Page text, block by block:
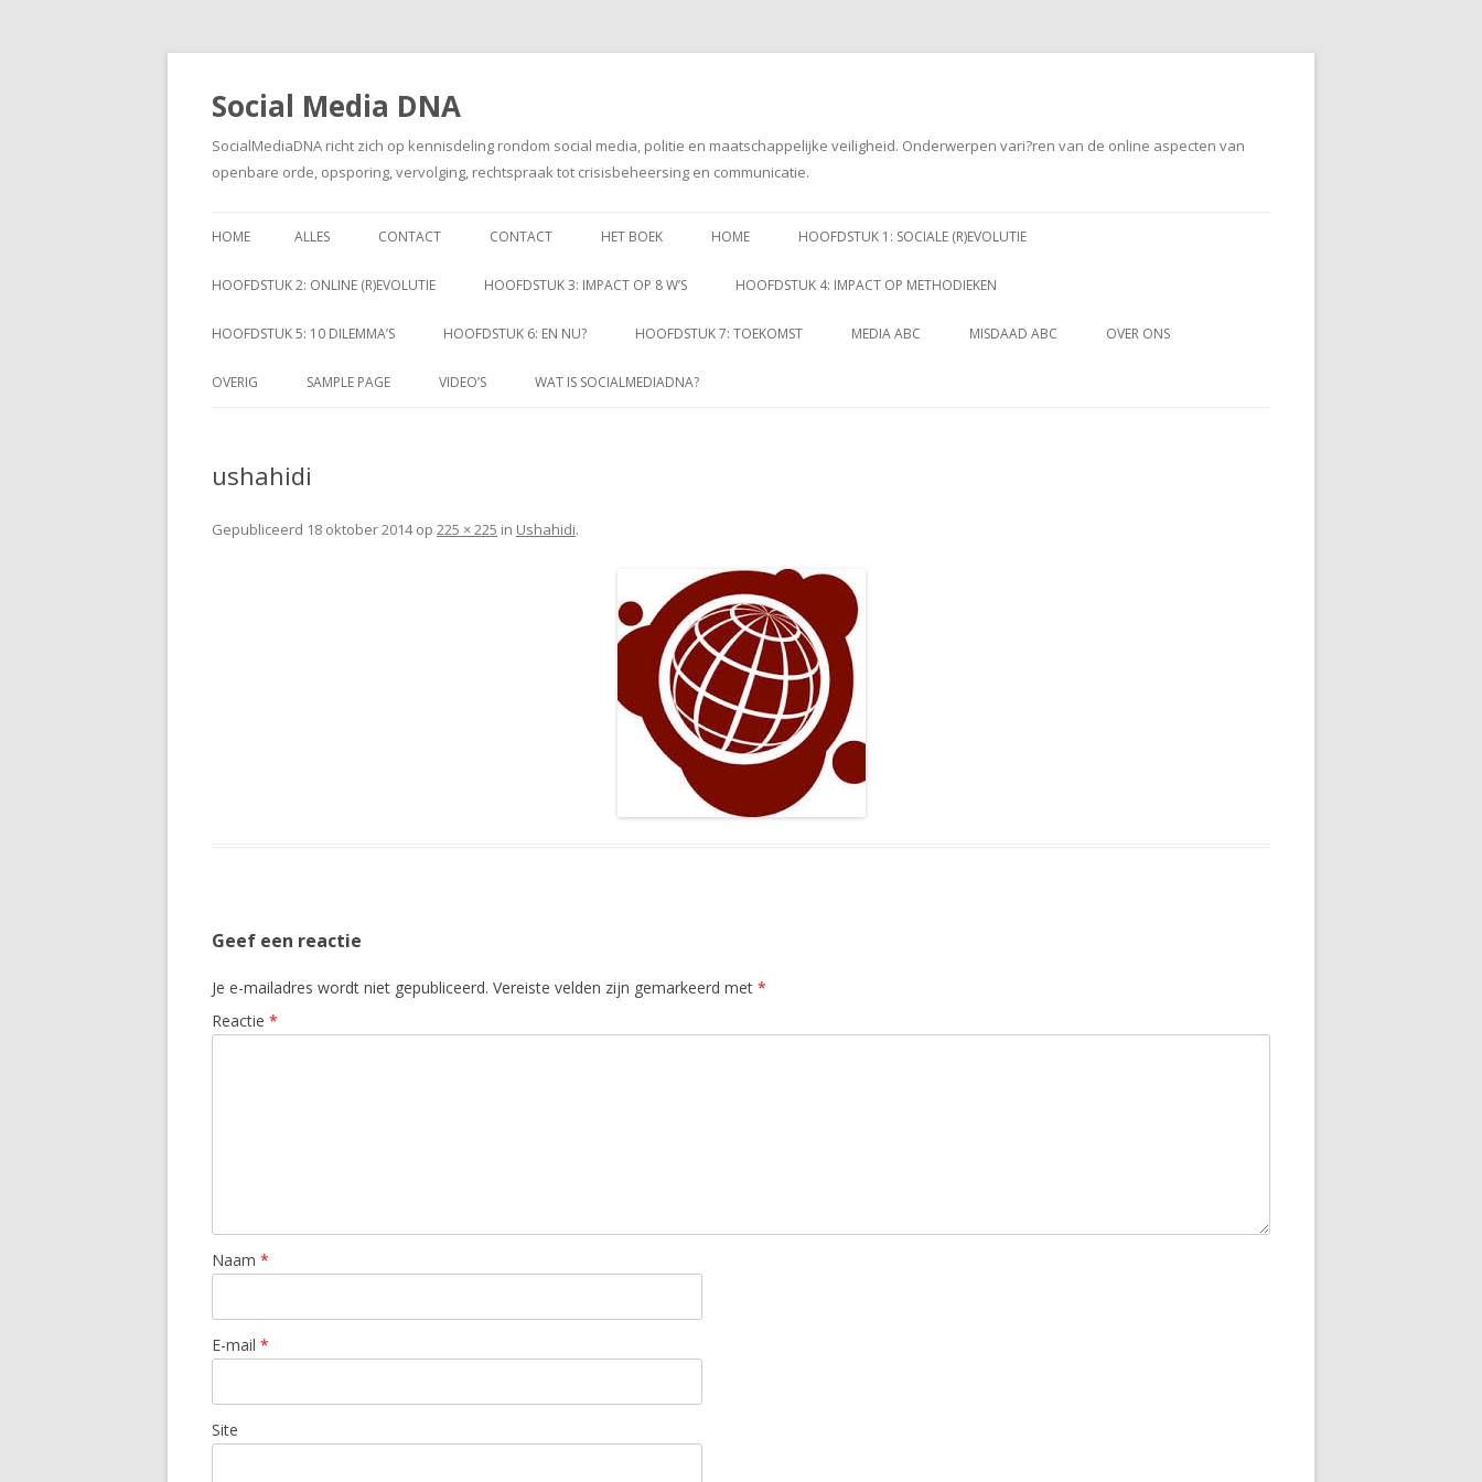
Social Media DNA
SocialMediaDNA richt zich op kennisdeling rondom social media, politie en maatschappelijke veiligheid. Onderwerpen vari?ren van de online aspecten van
openbare orde, opsporing, vervolging, rechtspraak tot crisisbeheersing en communicatie.
naar
HOME ALLES CONTACT CONTACT HET BOEK HOME HOOFDSTUK 1: SOCIALE (R)EVOLUTIE
HOOFDSTUK 2: ONLINE (R)EVOLUTIE HOOFDSTUK 3: IMPACT OP 8 W’S HOOFDSTUK 4: IMPACT OP METHODIEKEN
HOOFDSTUK 5: 10 DILEMMA’S HOOFDSTUK 6: EN NU? HOOFDSTUK 7: TOEKOMST MEDIA ABC MISDAAD ABC OVER ONS
OVERIG SAMPLE PAGE VIDEO’S WAT IS SOCIALMEDIADNA?
ushahidi
Gepubliceerd 18 oktober 2014op 225 × 225 in Ushahidi.
Geef een reactie
Je e-mailadres wordt niet gepubliceerd. Vereiste velden zijn gemarkeerd met *
Reactie *
Naam *
E-mail *
Site